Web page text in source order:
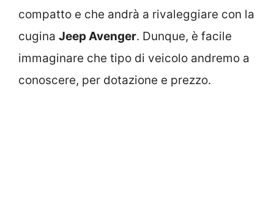
compatto e che andrà a rivaleggiare con la
cugina Jeep Avenger. Dunque, è facile
immaginare che tipo di veicolo andremo a
conoscere, per dotazione e prezzo.